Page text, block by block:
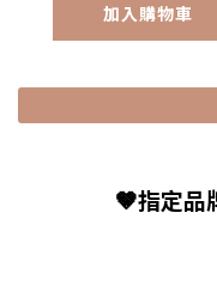
加入購物車
🤎指定品